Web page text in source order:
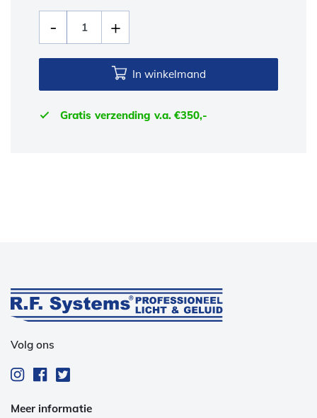
In winkelmand
Gratis verzending v.a. €350,-
Volg ons
Meer informatie